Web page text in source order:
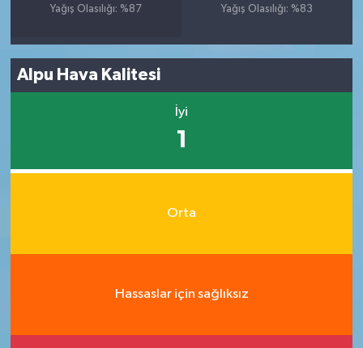
Yağış Olasılığı: %87
Yağış Olasılığı: %83
Alpu Hava Kalitesi
İyi
1
Orta
Hassaslar için sağlıksız